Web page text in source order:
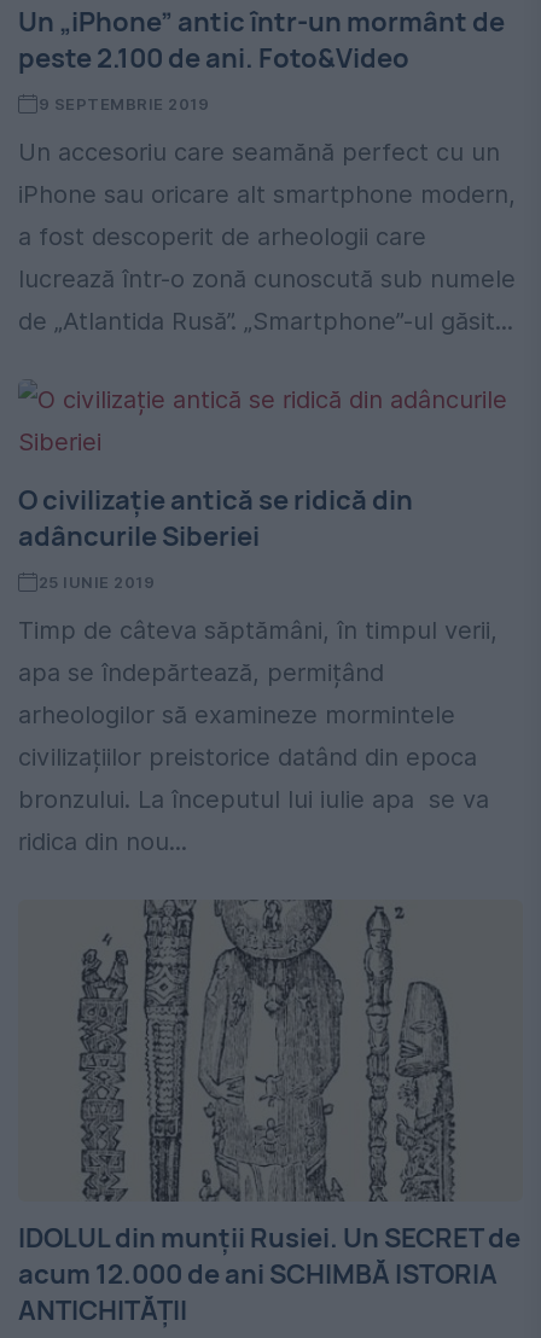
Un „iPhone” antic într-un mormânt de
peste 2.100 de ani. Foto&Video
9 SEPTEMBRIE 2019
Un accesoriu care seamănă perfect cu un
iPhone sau oricare alt smartphone modern,
a fost descoperit de arheologii care
lucrează într-o zonă cunoscută sub numele
de „Atlantida Rusă”. „Smartphone”-ul găsit...
O civilizație antică se ridică din
adâncurile Siberiei
25 IUNIE 2019
Timp de câteva săptămâni, în timpul verii,
apa se îndepărtează, permițând
arheologilor să examineze mormintele
civilizațiilor preistorice datând din epoca
bronzului. La începutul lui iulie apa se va
ridica din nou...
IDOLUL din munții Rusiei. Un SECRET de
acum 12.000 de ani SCHIMBĂ ISTORIA
ANTICHITĂȚII